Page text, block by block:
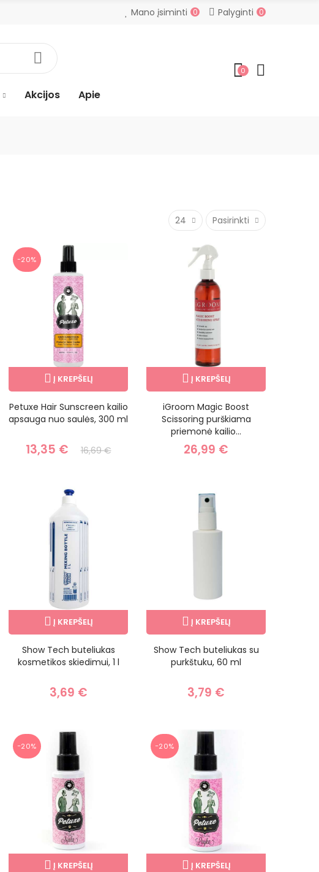
Mano įsiminti 0 Palyginti 0
Akcijos Apie
0
24 Pasirinkti
−20%
Į KREPŠELĮ
Petuxe Hair Sunscreen kailio
apsauga nuo saulės, 300 ml
13,35 € 16,69 €
Į KREPŠELĮ
iGroom Magic Boost
Scissoring purškiama
priemonė kailio...
26,99 €
Į KREPŠELĮ
Show Tech buteliukas
kosmetikos skiedimui, 1 l
3,69 €
Į KREPŠELĮ
Show Tech buteliukas su
purkštuku, 60 ml
3,79 €
−20%
Į KREPŠELĮ
−20%
Į KREPŠELĮ